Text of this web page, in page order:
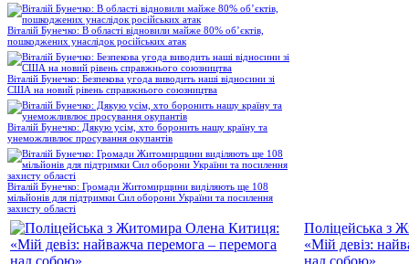
Віталій Бунечко: В області відновили майже 80% об’єктів,
пошкоджених унаслідок російських атак
Віталій Бунечко: Безпекова угода виводить наші відносини зі
США на новий рівень справжнього союзництва
Віталій Бунечко: Дякую усім, хто боронить нашу країну та
унеможливлює просування окупантів
Віталій Бунечко: Громади Житомирщини виділяють ще 108
мільйонів для підтримки Сил оборони України та посилення
захисту області
Поліцейська з
«Мій девіз: